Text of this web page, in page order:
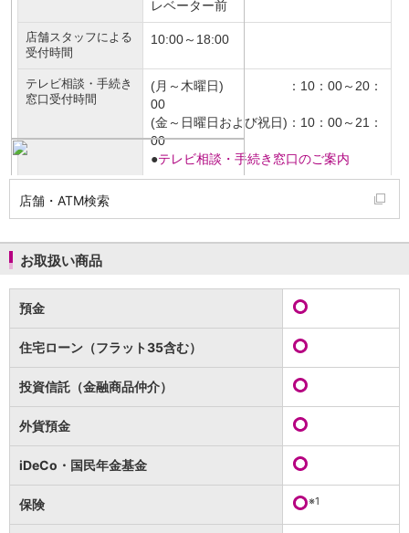
iDeCo（個人型確定拠出年金）
国民年金基金
ロボアドバイザークラウドファンディング
WealthNavi for イオン銀行（ロボアドバイザー）
funds
まいクラウドファンディング
ローン
住宅ローン
新規お借入れの方
お借換えの方
フラット35
リ・バース60
カードローン
目的別ローンマイページ
保険
保険TOP
医療保険
就業不能保険
海外旅行保険
国内旅行傷害保険
スマホ保険
傷害保険
店舗・ATM検索
お取扱い商品
預金
住宅ローン（フラット35含む）
投資信託（金融商品仲介）
外貨預金
iDeCo・国民年金基金
保険 ※1